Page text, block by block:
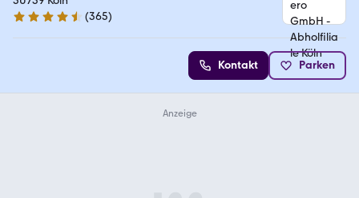
4.6 Sterne
(365)
Kontakt Parken